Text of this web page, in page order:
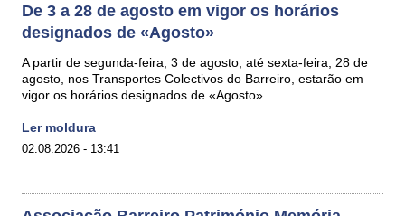
De 3 a 28 de agosto em vigor os horários
designados de «Agosto»
A partir de segunda-feira, 3 de agosto, até sexta-feira, 28 de
agosto, nos Transportes Colectivos do Barreiro, estarão em
vigor os horários designados de «Agosto»
Ler moldura
02.08.2026 - 13:41